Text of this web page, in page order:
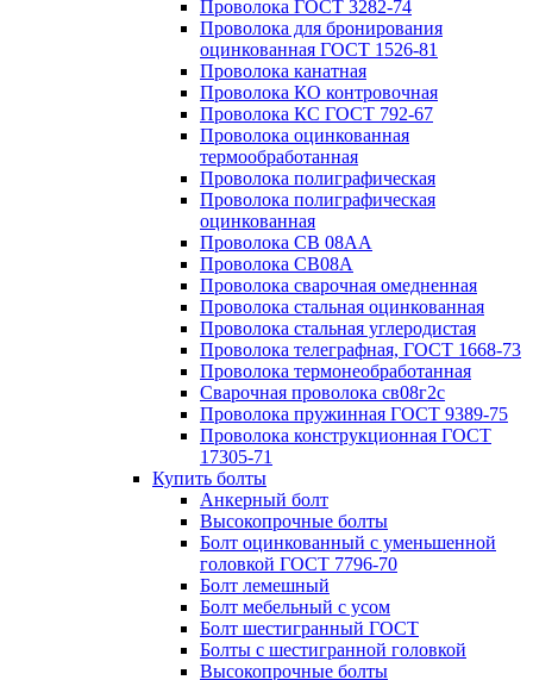
Проволока ГОСТ 3282-74
Проволока для бронирования
оцинкованная ГОСТ 1526-81
Проволока канатная
Проволока КО контровочная
Проволока КС ГОСТ 792-67
Проволока оцинкованная
термообработанная
Проволока полиграфическая
Проволока полиграфическая
оцинкованная
Проволока СВ 08АА
Проволока СВ08А
Проволока сварочная омедненная
Проволока стальная оцинкованная
Проволока стальная углеродистая
Проволока телеграфная, ГОСТ 1668-73
Проволока термонеобработанная
Сварочная проволока св08г2с
Проволока пружинная ГОСТ 9389-75
Проволока конструкционная ГОСТ
17305-71
Купить болты
Анкерный болт
Высокопрочные болты
Болт оцинкованный с уменьшенной
головкой ГОСТ 7796-70
Болт лемешный
Болт мебельный с усом
Болт шестигранный ГОСТ
Болты с шестигранной головкой
Высокопрочные болты